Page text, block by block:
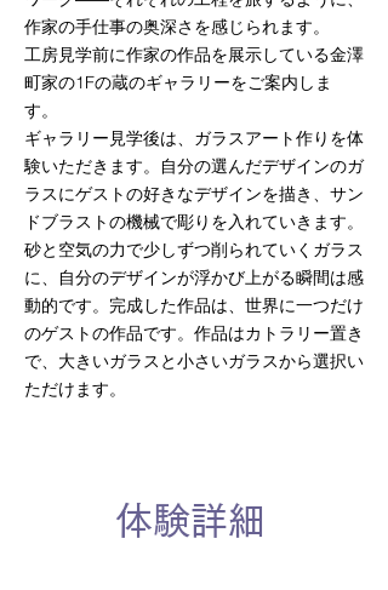
作家の手仕事の奥深さを感じられます。​
工房見学前に作家の作品を展示している金澤
町家の1Fの蔵のギャラリーをご案内しま
す。
ギャラリー見学後は、ガラスアート作りを体
験いただきます。自分の選んだデザインのガ
ラスにゲストの好きなデザインを描き、サン
ドブラストの機械で彫りを入れていきます。
砂と空気の力で少しずつ削られていくガラス
に、自分のデザインが浮かび上がる瞬間は感
動的です。完成した作品は、世界に一つだけ
のゲストの作品です。作品はカトラリー置き
で、大きいガラスと小さいガラスから選択い
ただけます。
体験詳細